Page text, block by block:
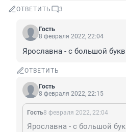
ОТВЕТИТЬ 3
Гость
8 февраля 2022, 22:04
Ярославна - с большой
ОТВЕТИТЬ
Гость
8 февраля 2022, 22:15
Гость8 февраля 2022, 22:04
Ярославна - с большой